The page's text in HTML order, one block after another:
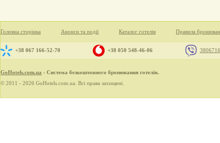
Головна сторінка Анонси та події Каталог готелів Правила
+38 067 166-52-70 +38 050 548-46-06
GoHotels.com.ua - Система безкоштовного бронювання готелів.
© 2011 - 2026 GoHotels.com.ua. Всі права захищені.